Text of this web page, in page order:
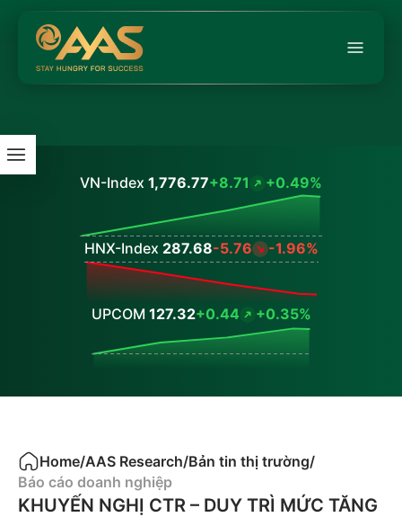
VN-Index 1,776.77+8.71 +0.49%
HNX-Index 287.68-5.76 -1.96%
UPCOM 127.32+0.44 +0.35%
Home/AAS Research/Bản tin thị trường/
Báo cáo doanh nghiệp
KHUYẾN NGHỊ CTR – DUY TRÌ MỨC TĂNG